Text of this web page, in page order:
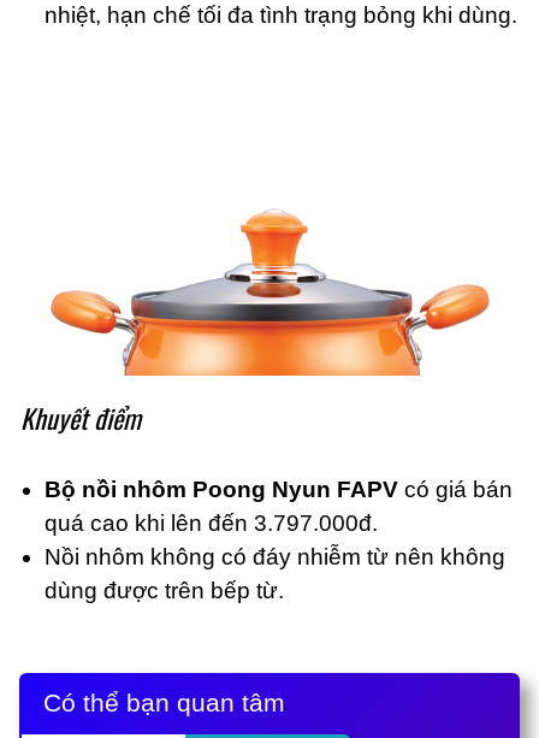
nhiệt, hạn chế tối đa tình trạng bỏng khi dùng.
Khuyết điểm
Bộ nồi nhôm Poong Nyun FAPV có giá bán
quá cao khi lên đến 3.797.000đ.
Nồi nhôm không có đáy nhiễm từ nên không
dùng được trên bếp từ.
Có thể bạn quan tâm